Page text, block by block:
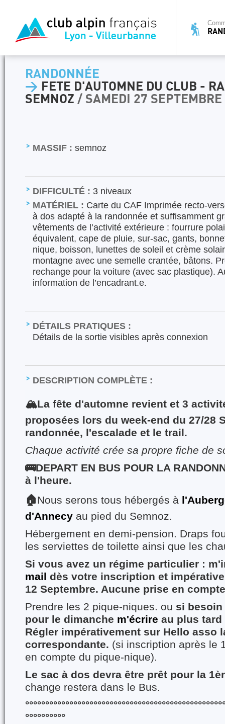
RANDONNÉE
> FETE D'AUTOMNE DU CLUB -
SEMNOZ / SAMEDI 27
MASSIF : semnoz
DIFFICULTÉ : 3 niveaux
MATÉRIEL : Carte du CAF Imprimée recto-
à dos adapté à la randonnée et suffisamment
vêtements de l’activité extérieure : fourrure
équivalent, cape de pluie, sur-sac, gants,
nique, boisson, lunettes de soleil et crème
montagne avec une semelle crantée, bâtons.
rechange pour la voiture (avec sac plastique).
information de l’encadrant.e.
DÉTAILS PRATIQUES :
Détails de la sortie visibles après connexion
DESCRIPTION COMPLÈTE :
🏔️La fête d'automne revient et 3
proposées lors du week-end du 27/28
randonnée, l'escalade et le trail.
Chaque activité crée sa propre fiche de
🚌DEPART EN BUS POUR LA
à l'heure.
🏠Nous serons tous hébergés à
d'Annecy au pied du Semnoz.
Hébergement en demi-pension. Draps
les serviettes de toilette ainsi que les
Si vous avez un régime particulier :
mail dès votre inscription et
12 Septembre. Aucune prise en
Prendre les 2 pique-niques. ou si
pour le dimanche m'écrire au plus tard
Régler impérativement sur Hello asso
correspondante. (si inscription après le
en compte du pique-nique).
Le sac à dos devra être prêt pour la
change restera dans le Bus.
°°°°°°°°°°